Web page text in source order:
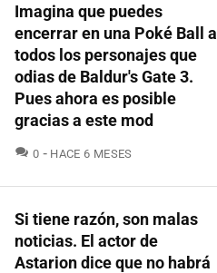
Imagina que puedes
encerrar en una Poké Ball a
todos los personajes que
odias de Baldur's Gate 3.
Pues ahora es posible
gracias a este mod
0 COMENTARIOS
HACE 6 MESES
Si tiene razón, son malas
noticias. El actor de
Astarion dice que no habrá